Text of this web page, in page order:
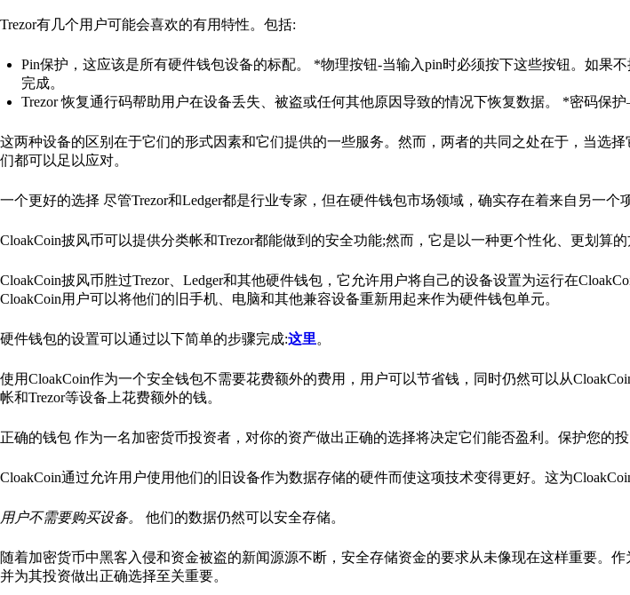
Trezor有几个用户可能会喜欢的有用特性。包括:
Pin保护，这应该是所有硬件钱包设备的标配。 *物理按钮-当输入pin时必须按下这些按钮。如果
完成。
Trezor 恢复通行码帮助用户在设备丢失、被盗或任何其他原因导致的情况下恢复数据。 *密码保
这两种设备的区别在于它们的形式因素和它们提供的一些服务。然而，两者的共同之处在于，当选
们都可以足以应对。
一个更好的选择 尽管Trezor和Ledger都是行业专家，但在硬件钱包市场领域，确实存在着来自另一个
CloakCoin披风币可以提供分类帐和Trezor都能做到的安全功能;然而，它是以一种更个性化、更划算的
CloakCoin披风币胜过Trezor、Ledger和其他硬件钱包，它允许用户将自己的设备设置为运行在
CloakCoin用户可以将他们的旧手机、电脑和其他兼容设备重新用起来作为硬件钱包单元。
硬件钱包的设置可以通过以下简单的步骤完成:这里。
使用CloakCoin作为一个安全钱包不需要花费额外的费用，用户可以节省钱，同时仍然可以从
帐和Trezor等设备上花费额外的钱。
正确的钱包 作为一名加密货币投资者，对你的资产做出正确的选择将决定它们能否盈利。保护您的
CloakCoin通过允许用户使用他们的旧设备作为数据存储的硬件而使这项技术变得更好。这为
用户不需要购买设备。 他们的数据仍然可以安全存储。
随着加密货币中黑客入侵和资金被盗的新闻源源不断，安全存储资金的要求从未像现在这样重要。
并为其投资做出正确选择至关重要。